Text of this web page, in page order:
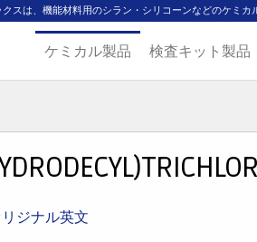
クスは、機能材料用のシラン・シリコーンなどのケミ
ケミカル製品 検査キット製品
ジナル英文